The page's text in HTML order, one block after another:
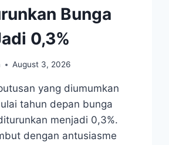
Bunga
0,3%
August 3, 2026
yang diumumkan
tahun depan bunga
menjadi 0,3%.
dengan antusiasme